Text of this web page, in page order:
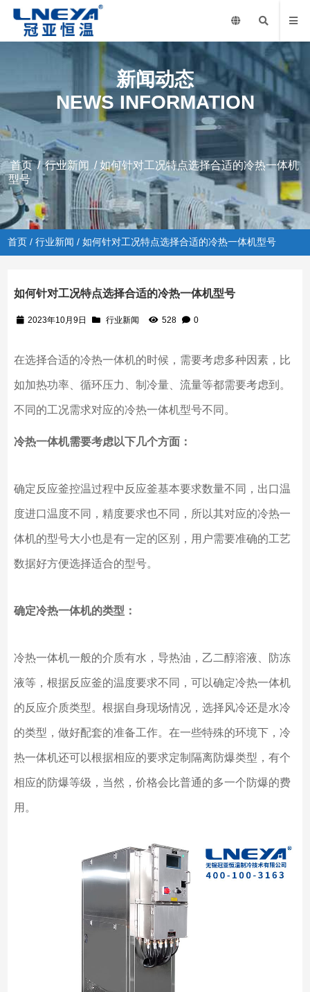
新闻动态
NEWS INFORMATION
首页/行业新闻 / 如何针对工况特点选择合适的冷热一体机
型号
首页 /行业新闻 / 如何针对工况特点选择合适的冷热一体机型号
如何针对工况特点选择合适的冷热一体机型号
2023年10月9日 行业新闻 528 0
在选择合适的冷热一体机的时候，需要考虑多种因素，比
如加热功率、循环压力、制冷量、流量等都需要考虑到。
不同的工况需求对应的冷热一体机型号不同。
冷热一体机需要考虑以下几个方面：
确定反应釜控温过程中反应釜基本要求数量不同，出口温
度进口温度不同，精度要求也不同，所以其对应的冷热一
体机的型号大小也是有一定的区别，用户需要准确的工艺
数据好方便选择适合的型号。
确定冷热一体机的类型：
冷热一体机一般的介质有水，导热油，乙二醇溶液、防冻
液等，根据反应釜的温度要求不同，可以确定冷热一体机
的反应介质类型。根据自身现场情况，选择风冷还是水冷
的类型，做好配套的准备工作。在一些特殊的环境下，冷
热一体机还可以根据相应的要求定制隔离防爆类型，有个
相应的防爆等级，当然，价格会比普通的多一个防爆的费
用。